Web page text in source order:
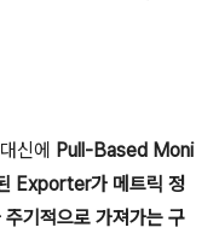
신에 Pull-Based Moni
Exporter가 메트릭 정
기적으로 가져가는 구